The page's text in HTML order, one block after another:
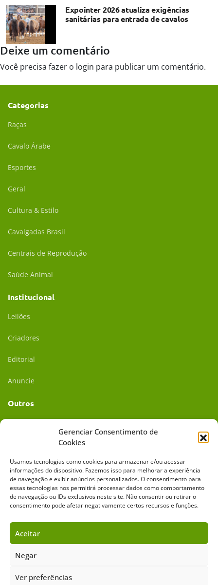
Gerenciar Consentimento de
Cookies
Usamos tecnologias como cookies para armazenar e/ou acessar
informações do dispositivo. Fazemos isso para melhorar a experiência
de navegação e exibir anúncios personalizados. O consentimento para
essas tecnologias nos permitirá processar dados como comportamento
de navegação ou IDs exclusivos neste site. Não consentir ou retirar o
consentimento pode afetar negativamente certos recursos e funções.
Aceitar
Negar
Ver preferências
Expointer 2026 atualiza exigências
sanitárias para entrada de cavalos
Deixe um comentário
Você precisa fazer o login para publicar um comentário.
Categorias
Raças
Cavalo Árabe
Esportes
Geral
Cultura & Estilo
Cavalgadas Brasil
Centrais de Reprodução
Saúde Animal
Institucional
Leilões
Criadores
Editorial
Anuncie
Outros
Mídia Kit
Sobre o Cavalus Leilões Anuncie
Copyright ©️ 2026 • Grupo Cavalus de Comunicação. Todos os direitos